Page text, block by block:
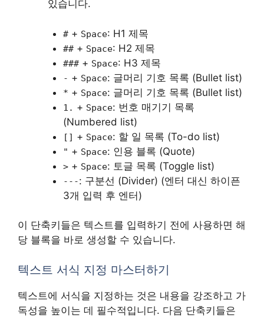
있습니다.
#+ Space: H1 제목
##+ Space: H2 제목
###+ Space: H3 제목
- + Space: 글머리 기호 목록 (Bullet list)
* + Space: 글머리 기호 목록 (Bullet list)
1. + Space: 번호 매기기 목록
(Numbered list)
[] + Space: 할 일 목록 (To-do list)
" + Space: 인용 블록 (Quote)
>+ Space: 토글 목록 (Toggle list)
---: 구분선 (Divider) (엔터 대신 하이픈
3개 입력 후 엔터)
이 단축키들은 텍스트를 입력하기 전에 사용하면 해
당 블록을 바로 생성할 수 있습니다.
텍스트 서식 지정 마스터하기
텍스트에 서식을 지정하는 것은 내용을 강조하고 가
독성을 높이는 데 필수적입니다. 다음 단축키들은